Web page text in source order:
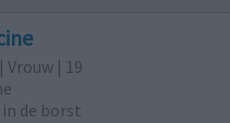
Vrouw | 19
de borst